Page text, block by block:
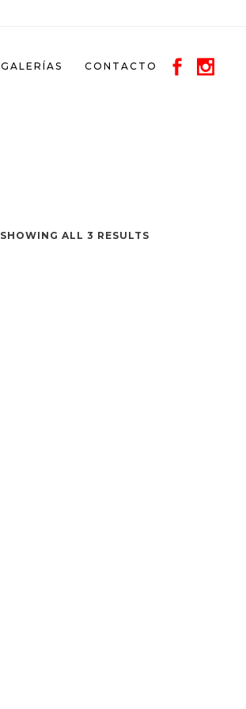
GALERÍAS CONTACTO
SHOWING ALL 3 RESULTS